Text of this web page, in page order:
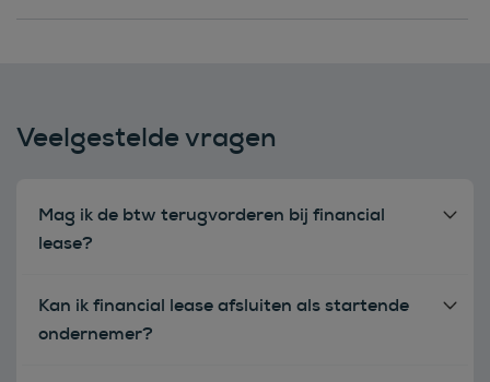
Veelgestelde vragen
Mag ik de btw terugvorderen bij financial
lease?
Kan ik financial lease afsluiten als startende
ondernemer?